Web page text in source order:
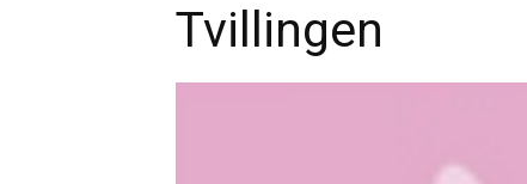
Tvillingen